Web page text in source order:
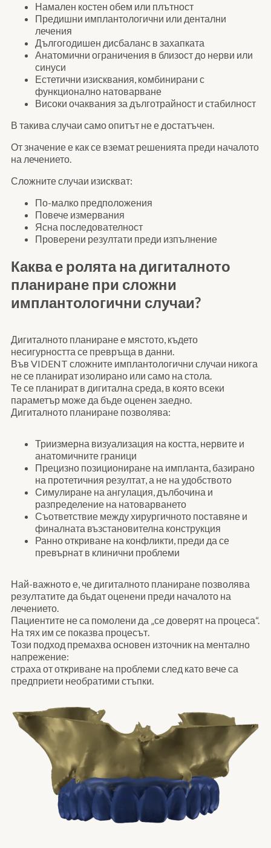
Намален костен обем или плътност
Предишни имплантологични или дентални
лечения
Дългогодишен дисбаланс в захапката
Анатомични ограничения в близост до нерви или
синуси
Естетични изисквания, комбинирани с
функционално натоварване
Високи очаквания за дълготрайност и стабилност
В такива случаи само опитът не е достатъчен.
От значение е как се вземат решенията преди началото
на лечението.
Сложните случаи изискват:
По-малко предположения
Повече измервания
Ясна последователност
Проверени резултати преди изпълнение
Каква е ролята на дигиталното
планиране при сложни
имплантологични случаи?
Дигиталното планиране е мястото, където
несигурността се превръща в данни.
Във VIDENT сложните имплантологични случаи никога
не се планират изолирано или само на стола.
Те се планират в дигитална среда, в която всеки
параметър може да бъде оценен заедно.
Дигиталното планиране позволява:
Триизмерна визуализация на костта, нервите и
анатомичните граници
Прецизно позициониране на импланта, базирано
на протетичния резултат, а не на удобството
Симулиране на ангулация, дълбочина и
разпределение на натоварването
Съответствие между хирургичното поставяне и
финалната възстановителна конструкция
Ранно откриване на конфликти, преди да се
превърнат в клинични проблеми
Най-важното е, че дигиталното планиране позволява
резултатите да бъдат оценени преди началото на
лечението.
Пациентите не са помолени да „се доверят на процеса“.
На тях им се показва процесът.
Този подход премахва основен източник на ментално
напрежение:
страха от откриване на проблеми след като вече са
предприети необратими стъпки.